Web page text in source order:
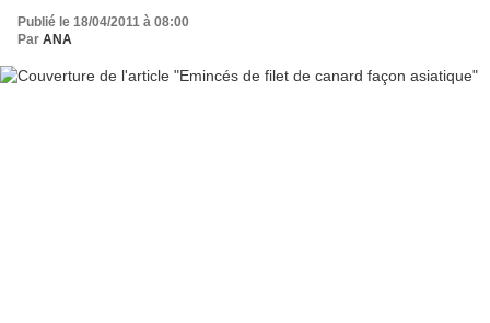
Publié le 18/04/2011 à 08:00
Par ANA